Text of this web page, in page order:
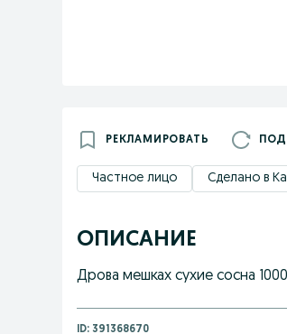
РЕКЛАМИРОВАТЬ
Частное лицо Сделано в
ОПИСАНИЕ
Дрова мешках сухие сосна
ID: 391368670